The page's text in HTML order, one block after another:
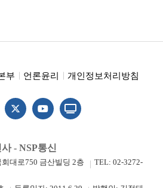
부 언론윤리 개인정보처리방침
- NSP통신
대로750 금산빌딩 2층
TEL: 02-3272-